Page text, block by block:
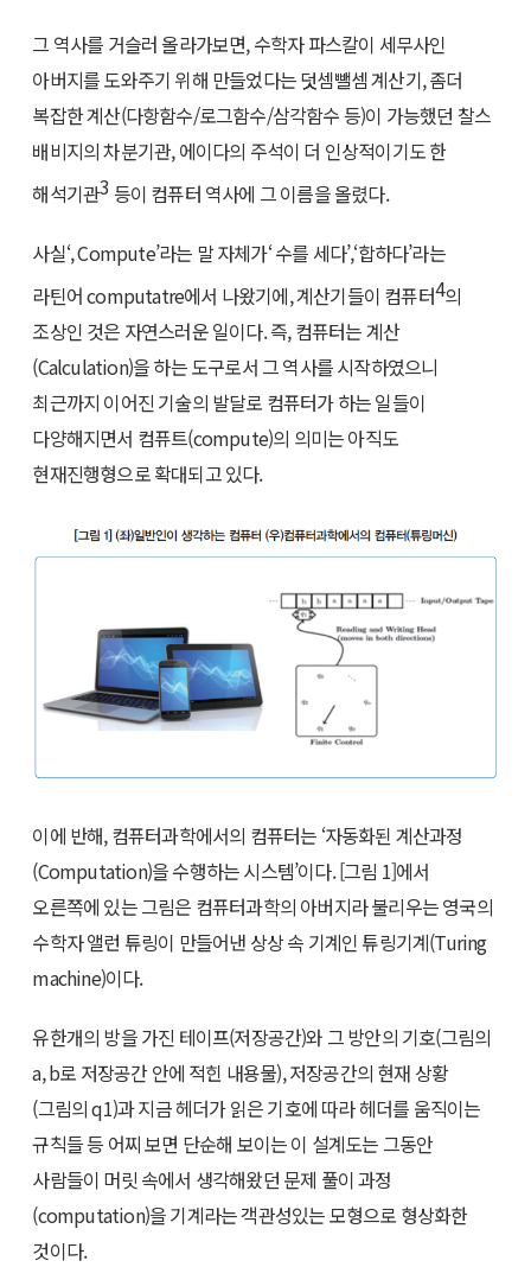
그 역사를 거슬러 올라가보면, 수학자 파스칼이 세무사인
아버지를 도와주기 위해 만들었다는 덧셈뺄셈 계산기, 좀더
복잡한 계산(다항함수/로그함수/삼각함수 등)이 가능했던 찰스
배비지의 차분기관, 에이다의 주석이 더 인상적이기도 한
해석기관3 등이 컴퓨터 역사에 그 이름을 올렸다.
사실‘, Compute’라는 말 자체가‘ 수를 세다’,‘합하다’라는
라틴어 computatre에서 나왔기에, 계산기들이 컴퓨터4의
조상인 것은 자연스러운 일이다. 즉, 컴퓨터는 계산
(Calculation)을 하는 도구로서 그 역사를 시작하였으니
최근까지 이어진 기술의 발달로 컴퓨터가 하는 일들이
다양해지면서 컴퓨트(compute)의 의미는 아직도
현재진행형으로 확대되고 있다.
이에 반해, 컴퓨터과학에서의 컴퓨터는 ‘자동화된 계산과정
(Computation)을 수행하는 시스템’이다. [그림 1]에서
오른쪽에 있는 그림은 컴퓨터과학의 아버지라 불리우는 영국의
수학자 앨런 튜링이 만들어낸 상상 속 기계인 튜링기계(Turing
machine)이다.
유한개의 방을 가진 테이프(저장공간)와 그 방안의 기호(그림의
a, b로 저장공간 안에 적힌 내용물), 저장공간의 현재 상황
(그림의 q1)과 지금 헤더가 읽은 기호에 따라 헤더를 움직이는
규칙들 등 어찌 보면 단순해 보이는 이 설계도는 그동안
사람들이 머릿 속에서 생각해왔던 문제 풀이 과정
(computation)을 기계라는 객관성있는 모형으로 형상화한
것이다.